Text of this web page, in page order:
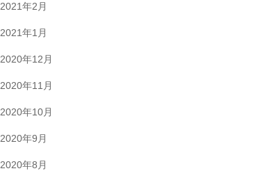
2021年2月
2021年1月
2020年12月
2020年11月
2020年10月
2020年9月
2020年8月